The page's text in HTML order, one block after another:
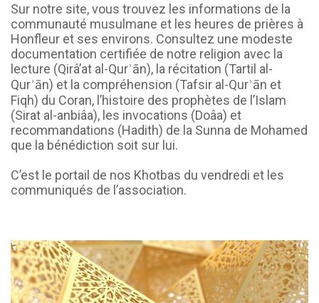
Sur notre site, vous trouvez les informations de la
communauté musulmane et les heures de prières à
Honfleur et ses environs. Consultez une modeste
documentation certifiée de notre religion avec la
lecture (Qirâ’at al-Qurʾān), la récitation (Tartil al-
Qurʾān) et la compréhension (Tafsir al-Qurʾān et
Fiqh) du Coran, l’histoire des prophètes de l’Islam
(Sirat al-anbiâa), les invocations (Doâa) et
recommandations (Hadith) de la Sunna de Mohamed
que la bénédiction soit sur lui.
C’est le portail de nos Khotbas du vendredi et les
communiqués de l’association.